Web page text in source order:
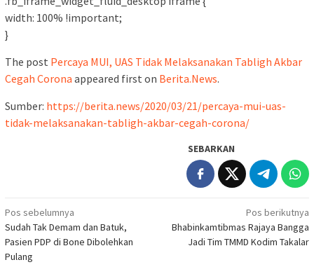
width: 100% !important;
}
The post Percaya MUI, UAS Tidak Melaksanakan Tabligh Akbar
Cegah Corona appeared first on Berita.News.
Sumber: https://berita.news/2020/03/21/percaya-mui-uas-
tidak-melaksanakan-tabligh-akbar-cegah-corona/
SEBARKAN
Navigasi
pos
Pos sebelumnya
Sudah Tak Demam dan Batuk,
Pasien PDP di Bone Dibolehkan
Pulang
Pos berikutnya
Bhabinkamtibmas Rajaya Bangga
Jadi Tim TMMD Kodim Takalar